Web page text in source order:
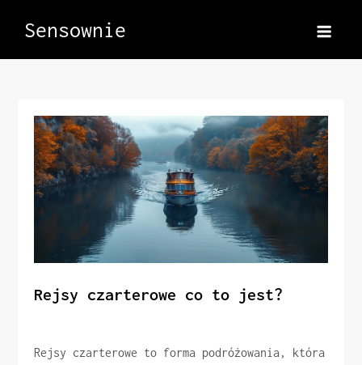
Sensownie
Rejsy czarterowe co to jest?
Rejsy czarterowe to forma podróżowania, która